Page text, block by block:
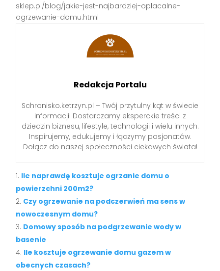
sklep.pl/blog/jakie-jest-najbardziej-oplacalne-
ogrzewanie-domu.html
Redakcja Portalu
Schronisko.ketrzyn.pl – Twój przytulny kąt w świecie
informacji! Dostarczamy eksperckie treści z
dziedzin biznesu, lifestyle, technologii i wielu innych.
Inspirujemy, edukujemy i łączymy pasjonatów.
Dołącz do naszej społeczności ciekawych świata!
Ile naprawdę kosztuje ogrzanie domu o
powierzchni 200m2?
Czy ogrzewanie na podczerwień ma sens w
nowoczesnym domu?
Domowy sposób na podgrzewanie wody w
basenie
Ile kosztuje ogrzewanie domu gazem w
obecnych czasach?